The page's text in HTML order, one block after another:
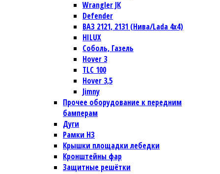
Wrangler JК
Defender
ВАЗ 2121, 2131 (Нива/Lada 4х4)
HILUX
Соболь, Газель
Hover 3
TLC 100
Hover 3,5
Jimny
Прочее оборудование к передним
бамперам
Дуги
Рамки НЗ
Крышки площадки лебедки
Кронштейны фар
Защитные решётки